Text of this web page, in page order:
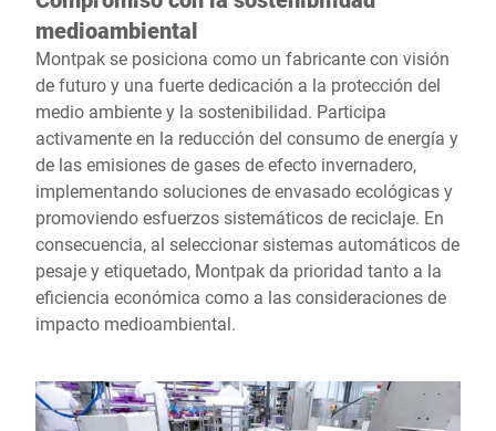
medioambiental
Montpak se posiciona como un fabricante con visión
de futuro y una fuerte dedicación a la protección del
medio ambiente y la sostenibilidad. Participa
activamente en la reducción del consumo de energía y
de las emisiones de gases de efecto invernadero,
implementando soluciones de envasado ecológicas y
promoviendo esfuerzos sistemáticos de reciclaje. En
consecuencia, al seleccionar sistemas automáticos de
pesaje y etiquetado, Montpak da prioridad tanto a la
eficiencia económica como a las consideraciones de
impacto medioambiental.